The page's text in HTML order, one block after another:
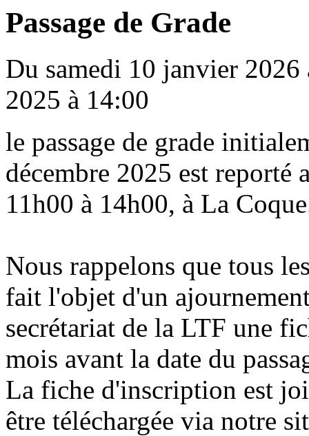
Passage de Grade
Du samedi 10 janvier
2025 à 14:00
le passage de grade
décembre 2025 est reporté
11h00 à 14h00, à La
Nous rappelons que tous
fait l'objet d'un
secrétariat de la LTF une
mois avant la date du
La fiche d'inscription est
être téléchargée via notre